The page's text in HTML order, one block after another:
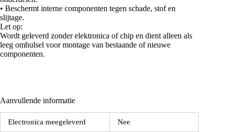
• Beschermt interne componenten tegen schade, stof en
slijtage.
Let op:
Wordt geleverd zonder elektronica of chip en dient alleen als
leeg omhulsel voor montage van bestaande of nieuwe
componenten.
Aanvullende informatie
Electronica meegeleverd Nee